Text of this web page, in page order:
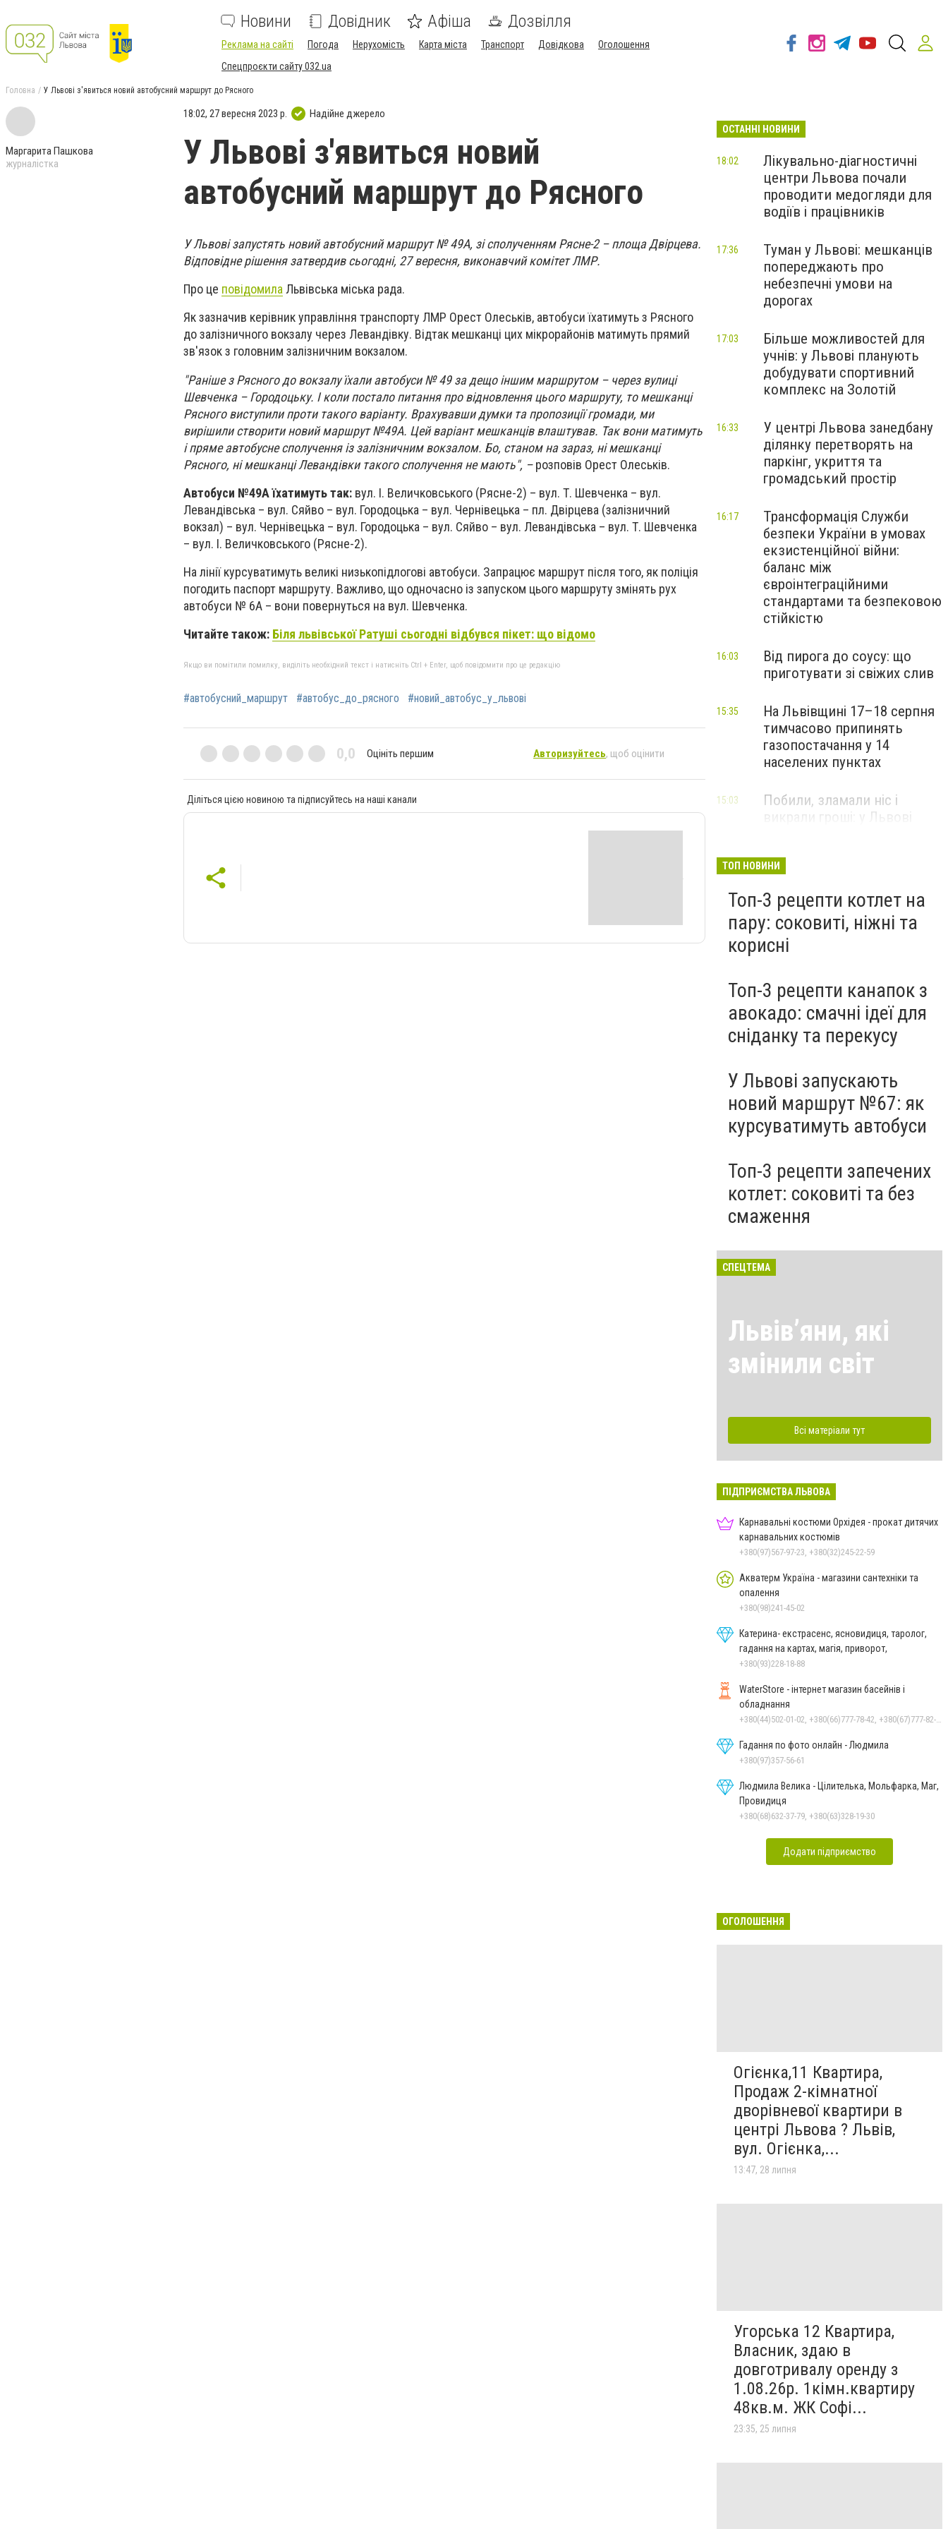
Новини Довідник Афіша Дозвілля
Реклама на сайті Погода Нерухомість Карта міста Транспорт Довідкова
Оголошення
Спецпроєкти сайту 032.ua
Головна У Львові з'явиться новий автобусний маршрут до Рясного
Маргарита Пашкова
журналістка
18:02, 27 вересня 2023 р. Надійне джерело
У Львові з'явиться новий
автобусний маршрут до Рясного
У Львові запустять новий автобусний маршрут № 49А, зі сполученням Рясне-2 – площа Двірцева.
Відповідне рішення затвердив сьогодні, 27 вересня, виконавчий комітет ЛМР.
Про це повідомила Львівська міська рада.
Як зазначив керівник управління транспорту ЛМР Орест Олеськів, автобуси їхатимуть з Рясного
до залізничного вокзалу через Левандівку. Відтак мешканці цих мікрорайонів матимуть прямий
зв'язок з головним залізничним вокзалом.
"Раніше з Рясного до вокзалу їхали автобуси № 49 за дещо іншим маршрутом – через вулиці
Шевченка – Городоцьку. І коли постало питання про відновлення цього маршруту, то мешканці
Рясного виступили проти такого варіанту. Врахувавши думки та пропозиції громади, ми
вирішили створити новий маршрут №49А. Цей варіант мешканців влаштував. Так вони матимуть
і пряме автобусне сполучення із залізничним вокзалом. Бо, станом на зараз, ні мешканці
Рясного, ні мешканці Левандівки такого сполучення не мають", –розповів Орест Олеськів.
Автобуси №49А їхатимуть так: вул. І. Величковського (Рясне-2) – вул. Т. Шевченка – вул.
Левандівська – вул. Сяйво – вул. Городоцька – вул. Чернівецька – пл. Двірцева (залізничний
вокзал) – вул. Чернівецька – вул. Городоцька – вул. Сяйво – вул. Левандівська – вул. Т. Шевченка
– вул. І. Величковського (Рясне-2).
На лінії курсуватимуть великі низькопідлогові автобуси. Запрацює маршрут після того, як поліція
погодить паспорт маршруту. Важливо, що одночасно із запуском цього маршруту змінять рух
автобуси № 6А – вони повернуться на вул. Шевченка.
Читайте також: Біля львівської Ратуші сьогодні відбувся пікет: що відомо
Якщо ви помітили помилку, виділіть необхідний текст і натисніть Ctrl + Enter, щоб повідомити про це редакцію
#автобусний_маршрут #автобус_до_рясного #новий_автобус_у_львові
0,0 Оцініть першим Авторизуйтесь, щоб оцінити
Діліться цією новиною та підписуйтесь на наші канали
ОСТАННІ НОВИНИ
Лікувально-діагностичні
центри Львова почали
проводити медогляди для
водіїв і працівників
18:02
Туман у Львові: мешканців
попереджають про
небезпечні умови на
дорогах
17:36
Більше можливостей для
учнів: у Львові планують
добудувати спортивний
комплекс на Золотій
17:03
У центрі Львова занедбану
ділянку перетворять на
паркінг, укриття та
громадський простір
16:33
Трансформація Служби
безпеки України в умовах
екзистенційної війни:
баланс між
євроінтеграційними
стандартами та безпековою
стійкістю
16:17
Від пирога до соусу: що
приготувати зі свіжих слив
16:03
На Львівщині 17–18 серпня
тимчасово припинять
газопостачання у 14
населених пунктах
15:35
Побили, зламали ніс і
викрали гроші: у Львові
15:03
ТОП НОВИНИ
Топ-3 рецепти котлет на
пару: соковиті, ніжні та
корисні
Топ-3 рецепти канапок з
авокадо: смачні ідеї для
сніданку та перекусу
У Львові запускають
новий маршрут №67: як
курсуватимуть автобуси
Топ-3 рецепти запечених
котлет: соковиті та без
смаження
СПЕЦТЕМА
Львівʼяни, які
змінили світ
Всі матеріали тут
ПІДПРИЄМСТВА ЛЬВОВА
Карнавальні костюми Орхідея - прокат дитячих
карнавальних костюмів
+380(97)567-97-23, +380(32)245-22-59
Акватерм Україна - магазини сантехніки та
опалення
+380(98)241-45-02
Катерина- екстрасенс, ясновидиця, таролог,
гадання на картах, магія, приворот,
+380(93)228-18-88
WaterStore - інтернет магазин басейнів і
обладнання
Гадання по фото онлайн - Людмила
+380(97)357-56-61
Людмила Велика - Цілителька, Мольфарка, Маг,
Провидиця
+380(68)632-37-79, +380(63)328-19-30
Додати підприємство
ОГОЛОШЕННЯ
Огієнка,11 Квартира,
Продаж 2-кімнатної
дворівневої квартири в
центрі Львова ? Львів,
вул. Огієнка,...
13:47, 28 липня
Угорська 12 Квартира,
Власник, здаю в
довготривалу оренду з
1.08.26р. 1кімн.квартиру
48кв.м. ЖК Софі...
23:35, 25 липня